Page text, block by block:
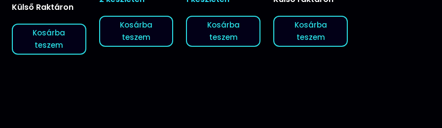
Külső Raktáron
Kosárba
teszem
Kosárba
teszem
Kosárba
teszem
Kosárba
teszem